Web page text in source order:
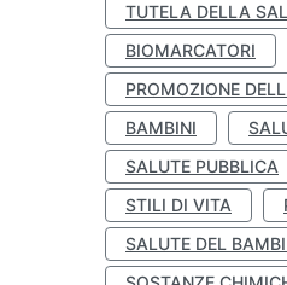
TUTELA DELLA
BIOMARCATORI
PROMOZIONE
BAMBINI
SALUTE PUBBLICA
STILI DI VITA
SALUTE DEL